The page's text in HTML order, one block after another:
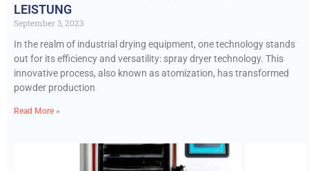
LEISTUNG
September 3, 2023
In the realm of industrial drying equipment, one technology stands
out for its efficiency and versatility: spray dryer technology. This
innovative process, also known as atomization, has transformed
powder production
Read More »